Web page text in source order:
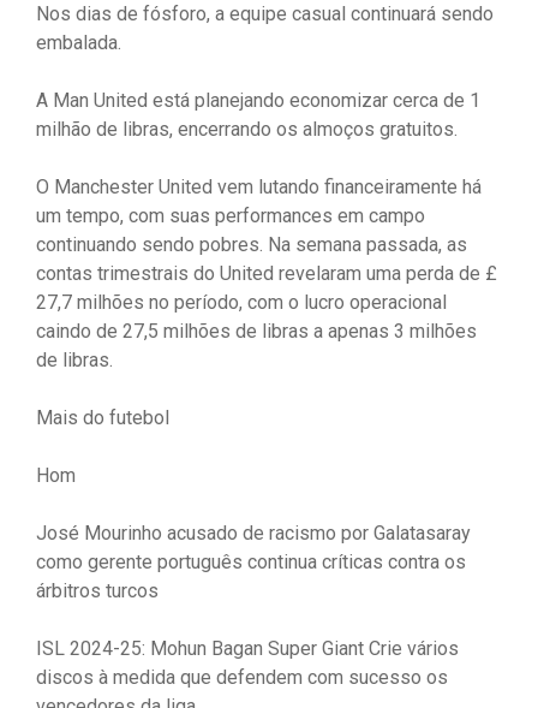
Nos dias de fósforo, a equipe casual continuará sendo
embalada.
A Man United está planejando economizar cerca de 1
milhão de libras, encerrando os almoços gratuitos.
O Manchester United vem lutando financeiramente há
um tempo, com suas performances em campo
continuando sendo pobres. Na semana passada, as
contas trimestrais do United revelaram uma perda de £
27,7 milhões no período, com o lucro operacional
caindo de 27,5 milhões de libras a apenas 3 milhões
de libras.
Mais do futebol
Hom
José Mourinho acusado de racismo por Galatasaray
como gerente português continua críticas contra os
árbitros turcos
ISL 2024-25: Mohun Bagan Super Giant Crie vários
discos à medida que defendem com sucesso os